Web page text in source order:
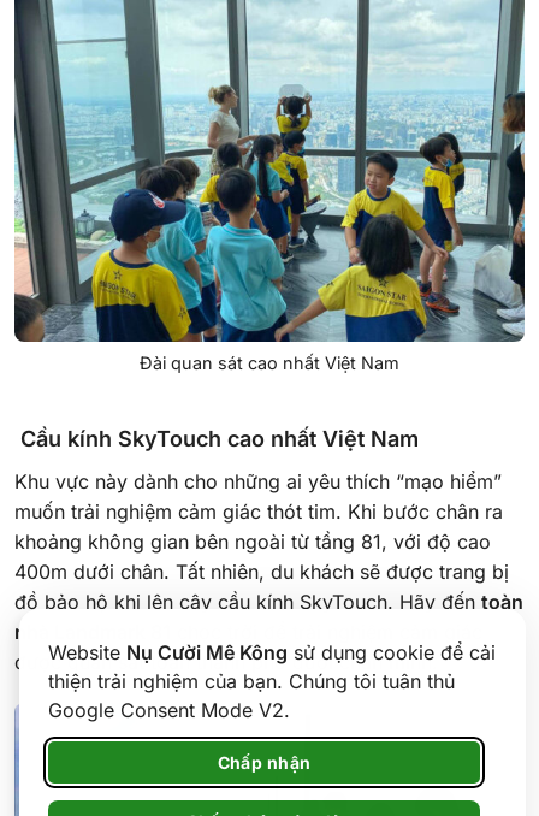
Website Nụ Cười Mê Kông sử dụng cookie để cải
thiện trải nghiệm của bạn. Chúng tôi tuân thủ
Google Consent Mode V2.
Chấp nhận
Đài quan sát cao nhất Việt Nam
Cầu kính SkyTouch cao nhất Việt Nam
Khu vực này dành cho những ai yêu thích “mạo hiểm”
muốn trải nghiệm cảm giác thót tim. Khi bước chân ra
khoảng không gian bên ngoài từ tầng 81, với độ cao
400m dưới chân. Tất nhiên, du khách sẽ được trang bị
đồ bảo hộ khi lên cây cầu kính SkyTouch. Hãy đến toàn
nhà Landmark 81
được quan sát toàn thành phố dưới chân mình.